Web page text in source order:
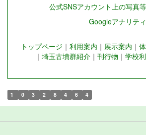
公式SNSアカウント上の写真
Googleアナリテ
トップページ ｜ 利用案内 ｜ 展示案内 ｜
｜ 埼玉古墳群紹介 ｜ 刊行物 ｜ 学校
1 0 3 2 8 4 6 4